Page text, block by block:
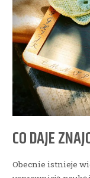
CO DAJE
Obecnie istnieje